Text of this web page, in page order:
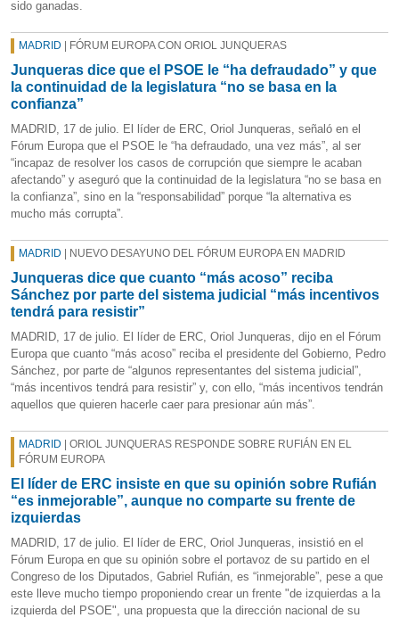
sido ganadas.
MADRID | FÓRUM EUROPA CON ORIOL JUNQUERAS
Junqueras dice que el PSOE le “ha defraudado” y que
la continuidad de la legislatura “no se basa en la
confianza”
MADRID, 17 de julio. El líder de ERC, Oriol Junqueras, señaló en el
Fórum Europa que el PSOE le “ha defraudado, una vez más”, al ser
“incapaz de resolver los casos de corrupción que siempre le acaban
afectando” y aseguró que la continuidad de la legislatura “no se basa en
la confianza”, sino en la “responsabilidad” porque “la alternativa es
mucho más corrupta”.
MADRID | NUEVO DESAYUNO DEL FÓRUM EUROPA EN MADRID
Junqueras dice que cuanto “más acoso” reciba
Sánchez por parte del sistema judicial “más incentivos
tendrá para resistir”
MADRID, 17 de julio. El líder de ERC, Oriol Junqueras, dijo en el Fórum
Europa que cuanto “más acoso” reciba el presidente del Gobierno, Pedro
Sánchez, por parte de “algunos representantes del sistema judicial”,
“más incentivos tendrá para resistir” y, con ello, “más incentivos tendrán
aquellos que quieren hacerle caer para presionar aún más”.
MADRID | ORIOL JUNQUERAS RESPONDE SOBRE RUFIÁN EN EL
FÓRUM EUROPA
El líder de ERC insiste en que su opinión sobre Rufián
“es inmejorable”, aunque no comparte su frente de
izquierdas
MADRID, 17 de julio. El líder de ERC, Oriol Junqueras, insistió en el
Fórum Europa en que su opinión sobre el portavoz de su partido en el
Congreso de los Diputados, Gabriel Rufián, es “inmejorable”, pese a que
este lleve mucho tiempo proponiendo crear un frente "de izquierdas a la
izquierda del PSOE", una propuesta que la dirección nacional de su